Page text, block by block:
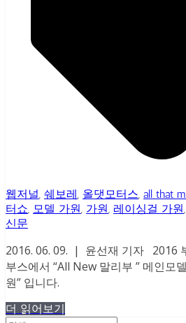
웹저널, 쉐보레, 올댓모터스, all that
터쇼, 모델 가원, 가원, 레이싱걸 가원,
신문
2016. 06. 09. | 윤선재 기자 2016
부스에서 “All New 말리부 ” 메인모
원” 입니다.
더 읽어보기